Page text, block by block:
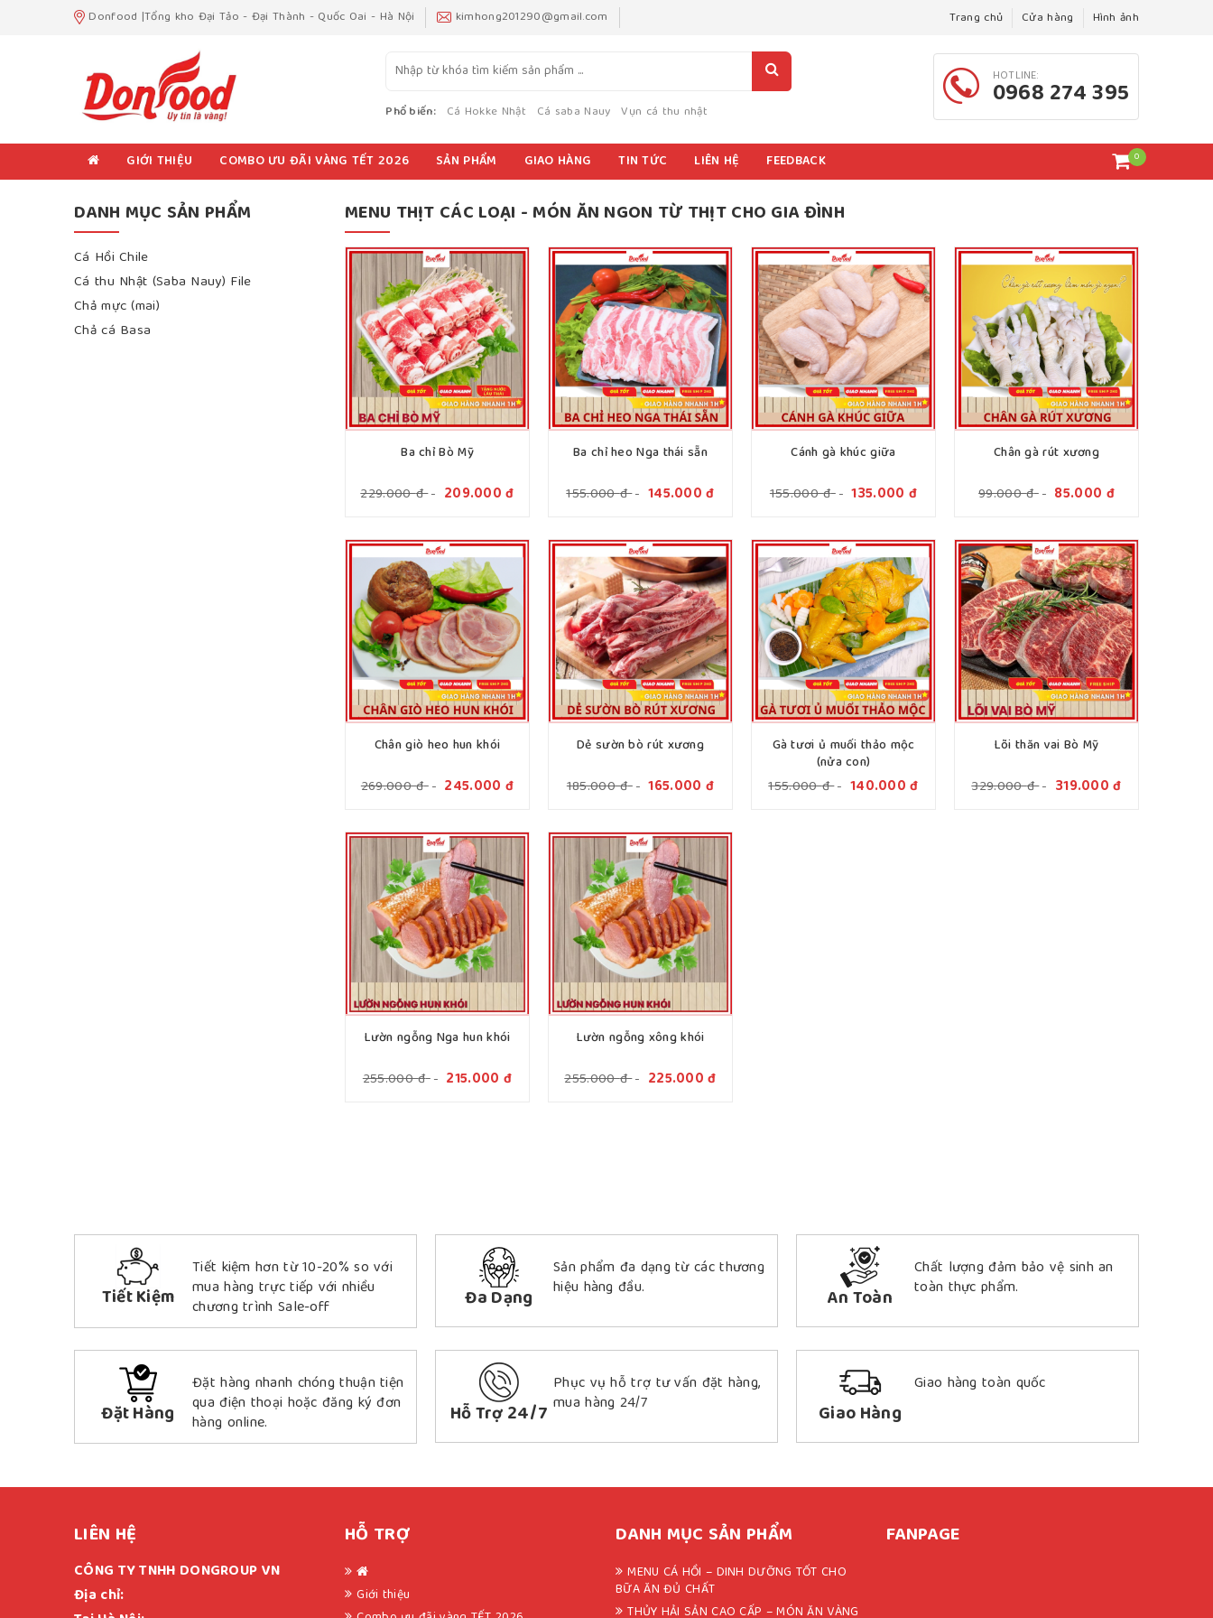
Donfood |Tổng kho Đại Tảo - Đại Thành - Quốc Oai - Hà Nội kimhong201290@gmail.com Trang chủ Cửa hàng Hình ảnh
Phổ biến: Cá Hokke Nhật Cá saba Nauy Vụn cá thu nhật
HOTLINE:
0968 274 395
GIỚI THIỆU COMBO ƯU ĐÃI VÀNG TẾT 2026 SẢN PHẨM GIAO HÀNG TIN TỨC LIÊN HỆ FEEDBACK 0
DANH MỤC SẢN PHẨM
Cá Hồi Chile
Cá thu Nhật (Saba Nauy) File
Chả mực (mai)
Chả cá Basa
MENU THỊT CÁC LOẠI - MÓN ĂN NGON TỪ THỊT CHO GIA ĐÌNH
Ba chỉ Bò Mỹ
229.000đ - 209.000đ
Ba chỉ heo Nga thái sẵn
155.000đ - 145.000đ
Cánh gà khúc giữa
155.000đ - 135.000 đ
Chân gà rút xương
99.000đ - 85.000 đ
Chân giò heo hun khói
269.000đ - 245.000 đ
Dẻ sườn bò rút xương
185.000đ - 165.000 đ
Gà tươi ủ muối thảo mộc
(nửa con)
155.000đ - 140.000đ
Lõi thăn vai Bò Mỹ
329.000đ - 319.000đ
Lườn ngỗng Nga hun khói
255.000đ - 215.000 đ
Lườn ngỗng xông khói
255.000đ - 225.000đ
Tiết Kiệm
Tiết kiệm hơn từ 10-20% so với
mua hàng trực tiếp với nhiều
chương trình Sale-off Đa Dạng
Sản phẩm đa dạng từ các thương
hiệu hàng đầu. An Toàn
Chất lượng đảm bảo vệ sinh an
toàn thực phẩm.
Đặt Hàng
Đặt hàng nhanh chóng thuận tiện
qua điện thoại hoặc đăng ký đơn
hàng online. Hỗ Trợ 24/7
Phục vụ hỗ trợ tư vấn đặt hàng,
mua hàng 24/7 Giao Hàng
Giao hàng toàn quốc
LIÊN HỆ
CÔNG TY TNHH DONGROUP VN
Địa chỉ:
HỖ TRỢ
Giới thiệu
DANH MỤC SẢN PHẨM
MENU CÁ HỒI – DINH DƯỠNG TỐT CHO
BỮA ĂN ĐỦ CHẤT
THỦY HẢI SẢN CAO CẤP – MÓN ĂN VÀNG
FANPAGE